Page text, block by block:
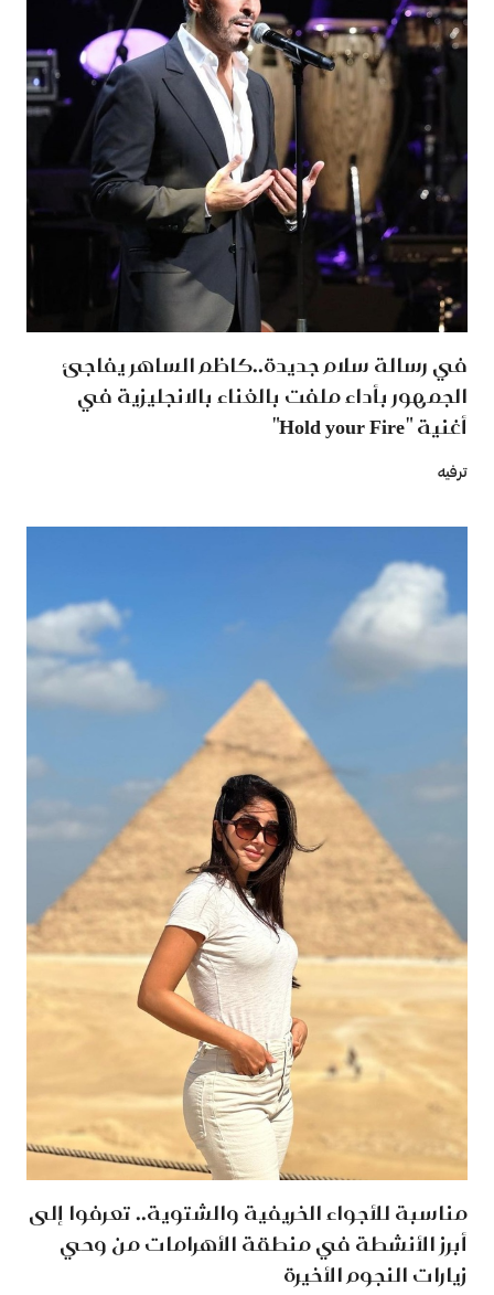
في رسالة سلام جديدة..كاظم الساهر يفاجئ
الجمهور بأداء ملفت بالغناء بالانجليزية في
أغنية "Hold your Fire"
ترفيه
مناسبة للأجواء الخريفية والشتوية.. تعرفوا إلى
أبرز الأنشطة في منطقة الأهرامات من وحي
زيارات النجوم الأخيرة